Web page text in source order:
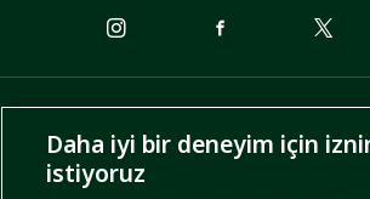
ÖDEME SEÇENEKLERİ
Daha iyi bir deneyim için
istiyoruz